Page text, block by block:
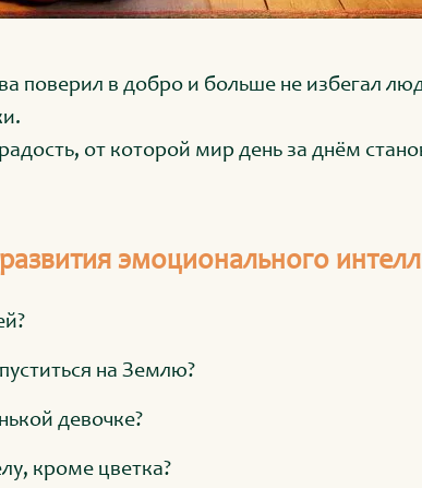
поверил в добро и больше не избегал
от которой мир день за днём
эмоционального
на Землю?
девочке?
кроме цветка?